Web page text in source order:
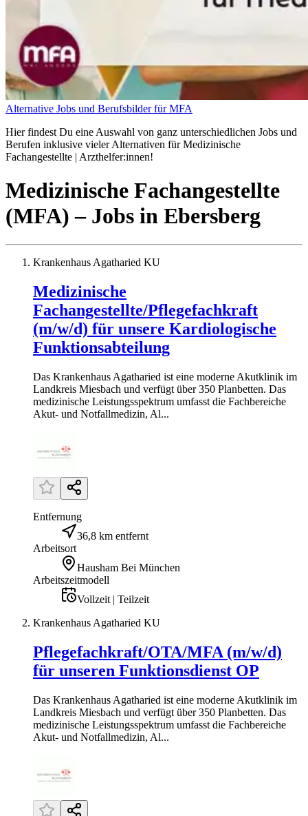
Alternative Jobs und Berufsbilder für MFA
Hier findest Du eine Auswahl von ganz unterschiedlichen Jobs und
Berufen inklusive vieler Alternativen für Medizinische
Fachangestellte | Arzthelfer:innen!
Medizinische Fachangestellte
(MFA) – Jobs in Ebersberg
Krankenhaus Agatharied KU
Medizinische
Fachangestellte/Pflegefachkraft
(m/w/d) für unsere Kardiologische
Funktionsabteilung
Das Krankenhaus Agatharied ist eine moderne Akutklinik im
Landkreis Miesbach und verfügt über 350 Planbetten. Das
medizinische Leistungsspektrum umfasst die Fachbereiche
Akut- und Notfallmedizin, Al...
Entfernung
36,8 km entfernt
Arbeitsort
Hausham Bei München
Arbeitszeitmodell
Vollzeit | Teilzeit
Krankenhaus Agatharied KU
Pflegefachkraft/OTA/MFA (m/w/d)
für unseren Funktionsdienst OP
Das Krankenhaus Agatharied ist eine moderne Akutklinik im
Landkreis Miesbach und verfügt über 350 Planbetten. Das
medizinische Leistungsspektrum umfasst die Fachbereiche
Akut- und Notfallmedizin, Al...